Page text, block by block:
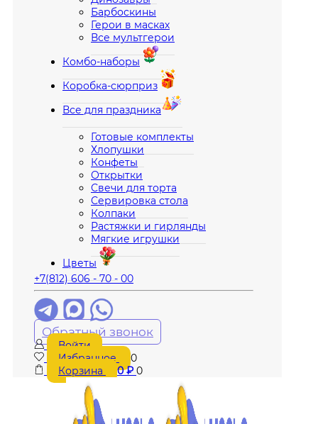
Барбоскины
Герои в масках
Все мультгерои
Комбо-наборы
Коробка-сюрприз
Все для праздника
Готовые комплекты
Хлопушки
Конфеты
Открытки
Свечи для торта
Сервировка стола
Колпаки
Растяжки и гирлянды
Мягкие игрушки
Цветы
+7(812) 606 - 70 - 00
Обратный звонок
Войти
Избранное
0
Корзина
0₽ 0